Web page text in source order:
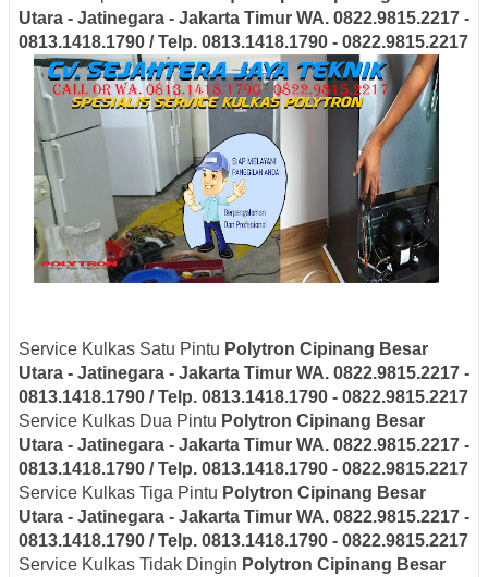
Utara - Jatinegara - Jakarta Timur WA. 0822.9815.2217 -
0813.1418.1790 / Telp. 0813.1418.1790 - 0822.9815.2217
Service Kulkas Satu Pintu Polytron Cipinang Besar
Utara - Jatinegara - Jakarta Timur WA. 0822.9815.2217 -
0813.1418.1790 / Telp. 0813.1418.1790 - 0822.9815.2217
Service Kulkas Dua Pintu Polytron Cipinang Besar
Utara - Jatinegara - Jakarta Timur WA. 0822.9815.2217 -
0813.1418.1790 / Telp. 0813.1418.1790 - 0822.9815.2217
Service Kulkas Tiga Pintu Polytron Cipinang Besar
Utara - Jatinegara - Jakarta Timur WA. 0822.9815.2217 -
0813.1418.1790 / Telp. 0813.1418.1790 - 0822.9815.2217
Service Kulkas Tidak Dingin Polytron Cipinang Besar